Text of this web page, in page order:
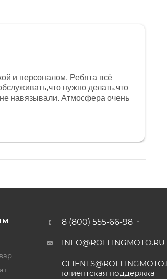
и персоналом. Ребята всё
нужно делать,что
навязывали. Атмосфера очень
за клиентоориентированность и
8 (800) 555-66-98
INFO@ROLLINGMOTO.RU
клиентская поддержка